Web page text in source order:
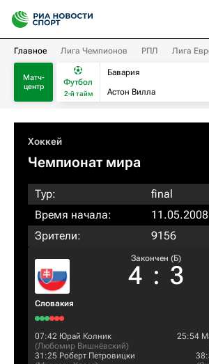
Главное Лига Чемпионов РПЛ Лига
Матч-
центр
Футбол
2-й тайм
Бавария
Астон Вилла
Хоккей
Чемпионат мира
Тур:
final
Время начала:
Зрители:
9156
Словакия
Закончен (Б)
4 : 3
07:42 Юрай Колник
(Любомир Вишнёвский)
31:25 Роберт Петровицки
25:54